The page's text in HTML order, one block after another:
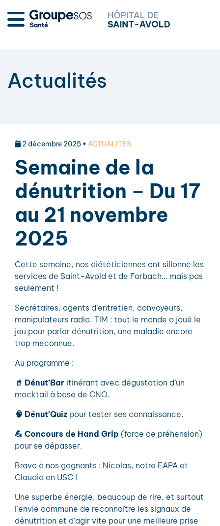
Actualités
2 décembre 2025 • ACTUALITÉS
Semaine de la
dénutrition – Du 17
au 21 novembre
2025
Cette semaine, nos diététiciennes ont sillonné les
services de Saint-Avold et de Forbach… mais pas
seulement !
Secrétaires, agents d’entretien, convoyeurs,
manipulateurs radio, TIM : tout le monde a joué le
jeu pour parler dénutrition, une maladie encore
trop méconnue.
Au programme :
🥤 Dénut’Bar itinérant avec dégustation d’un
mocktail à base de CNO.
🧠 Dénut’Quiz pour tester ses connaissance.
💪 Concours de Hand Grip (force de préhension)
pour se dépasser.
Bravo à nos gagnants : Nicolas, notre EAPA et
Claudia en USC !
Une superbe énergie, beaucoup de rire, et surtout
l’envie commune de reconnaître les signaux de
dénutrition et d’agir vite pour une meilleure prise